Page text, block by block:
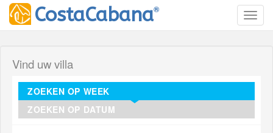
CostaCabana®
Vind uw villa
ZOEKEN OP WEEK
ZOEKEN OP DATUM